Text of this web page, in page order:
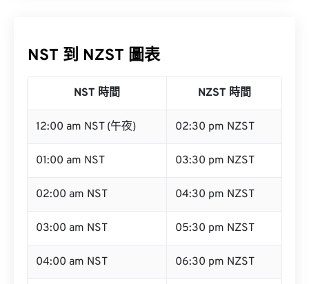
NST 到 NZST 圖表
NST 時間 NZST 時間
12:00 am NST (午夜) 02:30 pm NZST
01:00 am NST 03:30 pm NZST
02:00 am NST 04:30 pm NZST
03:00 am NST 05:30 pm NZST
04:00 am NST 06:30 pm NZST